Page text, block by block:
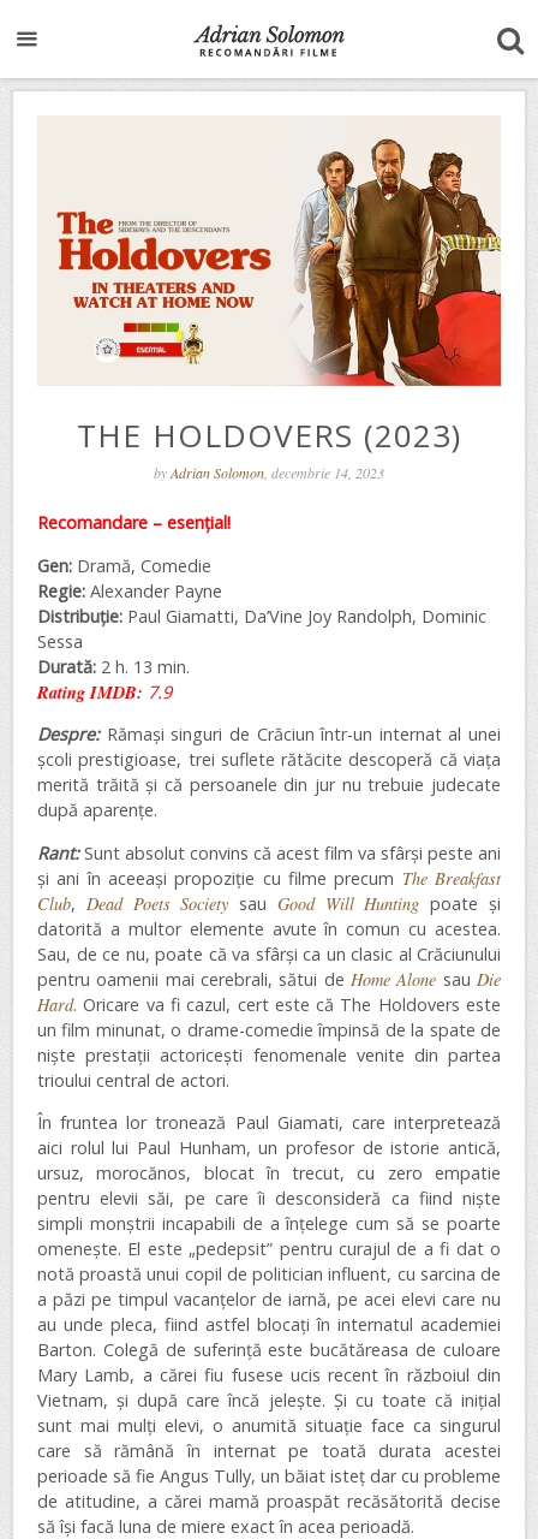
THE HOLDOVERS (2023)
byAdrian Solomon, decembrie 14, 2023
Recomandare – esențial!
Gen: Dramă, Comedie
Regie: Alexander Payne
Distribuție: Paul Giamatti, Da’Vine Joy Randolph, Dominic
Sessa
Durată: 2 h. 13 min.
Rating IMDB: 7.9
Despre:Rămași singuri de Crăciun într-un internat al unei
școli prestigioase, trei suflete rătăcite descoperă că viața
merită trăită și că persoanele din jur nu trebuie judecate
după aparențe.
Rant:Sunt absolut convins că acest film va sfârși peste ani
și ani în aceeași propoziție cu filme precum The Breakfast
Club, Dead Poets Society sau Good Will Hunting poate și
datorită a multor elemente avute în comun cu acestea.
Sau, de ce nu, poate că va sfârși ca un clasic al Crăciunului
pentru oamenii mai cerebrali, sătui de Home Alone sau Die
Hard. Oricare va fi cazul, cert este că The Holdovers este
un film minunat, o drame-comedie împinsă de la spate de
niște prestații actoricești fenomenale venite din partea
trioului central de actori.
În fruntea lor tronează Paul Giamati, care interpretează
aici rolul lui Paul Hunham, un profesor de istorie antică,
ursuz, morocănos, blocat în trecut, cu zero empatie
pentru elevii săi, pe care îi desconsideră ca fiind niște
simpli monștrii incapabili de a înțelege cum să se poarte
omenește. El este „pedepsit” pentru curajul de a fi dat o
notă proastă unui copil de politician influent, cu sarcina de
a păzi pe timpul vacanțelor de iarnă, pe acei elevi care nu
au unde pleca, fiind astfel blocați în internatul academiei
Barton. Colegă de suferință este bucătăreasa de culoare
Mary Lamb, a cărei fiu fusese ucis recent în războiul din
Vietnam, și după care încă jelește. Și cu toate că inițial
sunt mai mulți elevi, o anumită situație face ca singurul
care să rămână în internat pe toată durata acestei
perioade să fie Angus Tully, un băiat isteț dar cu probleme
de atitudine, a cărei mamă proaspăt recăsătorită decise
să își facă luna de miere exact în acea perioadă.